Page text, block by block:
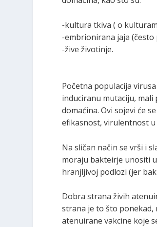
-kultura tkiva ( o
-embrionirana jaja (često
-žive životinje.
Početna populacija
induciranu mutaciju,
domaćina. Ovi sojevi će
efikasnost, virulentnost
Na sličan način se vrši i
moraju bakteirje unositi
hranjljivoj podlozi (jer
Dobra strana živih
strana je to što ponekad,
atenuirane vakcine koje